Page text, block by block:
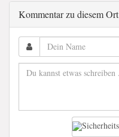
Kommentar zu diesem Ort